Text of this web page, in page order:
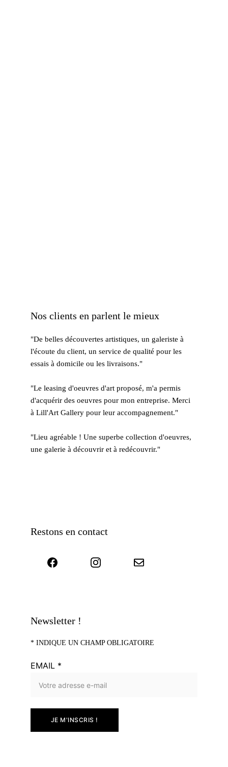
"De belles découvertes artistiques, un galeriste à
l'écoute du client, un service de qualité pour les
essais à domicile ou les livraisons."
"Le leasing d'oeuvres d'art proposé, m'a permis
d'acquérir des oeuvres pour mon entreprise. Merci
à Lill'Art Gallery pour leur accompagnement."
​"Lieu agréable ! Une superbe collection d'oeuvres,
une galerie à découvrir et à redécouvrir."
Restons en contact
Newsletter !
* INDIQUE UN CHAMP OBLIGATOIRE
EMAIL *
JE M'INSCRIS !
Nos clients en parlent le mieux